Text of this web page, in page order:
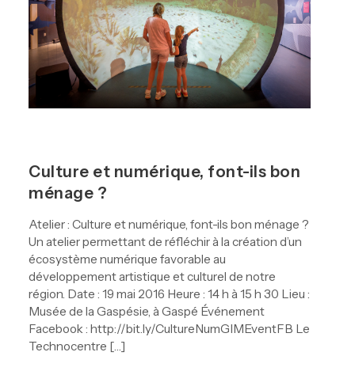
Culture et numérique, font-ils bon
ménage ?
Atelier : Culture et numérique, font-ils bon ménage ?
Un atelier permettant de réfléchir à la création d’un
écosystème numérique favorable au
développement artistique et culturel de notre
région. Date : 19 mai 2016 Heure : 14 h à 15 h 30 Lieu :
Musée de la Gaspésie, à Gaspé Événement
Facebook : http://bit.ly/CultureNumGIMEventFB Le
Technocentre […]